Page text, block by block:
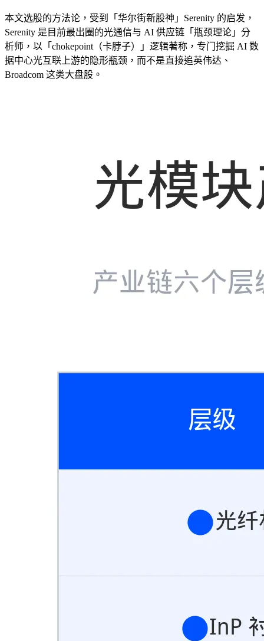
本文选股的方法论，受到「华尔街新股神」Serenity 的启发，
Serenity 是目前最出圈的光通信与 AI 供应链「瓶颈理论」分
析师，以「chokepoint（卡脖子）」逻辑著称，专门挖掘 AI 数
据中心光互联上游的隐形瓶颈，而不是直接追英伟达、
Broadcom 这类大盘股。